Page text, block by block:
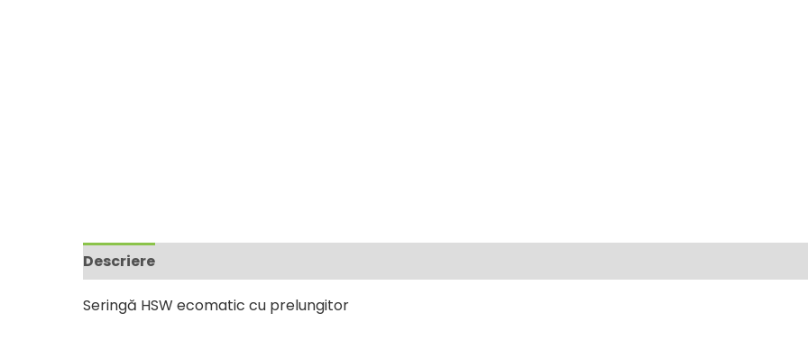
Descriere
Seringă HSW ecomatic cu prelungitor